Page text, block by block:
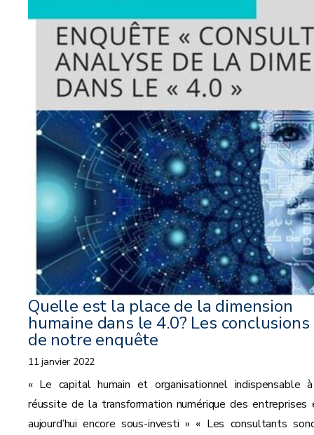
Quelle est la place de la dimension
humaine dans le 4.0? Les conclusions
de notre enquête
11 janvier 2022
« Le capital humain et organisationnel indispensable
réussite de la transformation numérique des entreprises
aujourd’hui encore sous-investi » « Les consultants